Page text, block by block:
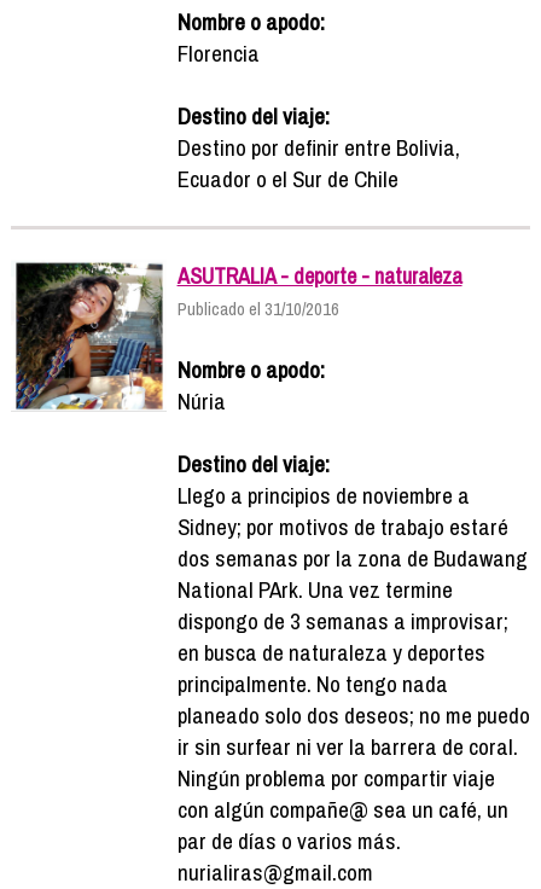
Nombre o apodo:
Florencia
Destino del viaje:
Destino por definir entre Bolivia,
Ecuador o el Sur de Chile
ASUTRALIA - deporte - naturaleza
Publicado el 31/10/2016
Nombre o apodo:
Núria
Destino del viaje:
Llego a principios de noviembre a
Sidney; por motivos de trabajo estaré
dos semanas por la zona de Budawang
National PArk. Una vez termine
dispongo de 3 semanas a improvisar;
en busca de naturaleza y deportes
principalmente. No tengo nada
planeado solo dos deseos; no me puedo
ir sin surfear ni ver la barrera de coral.
Ningún problema por compartir viaje
con algún compañe@ sea un café, un
par de días o varios más.
nurialiras@gmail.com